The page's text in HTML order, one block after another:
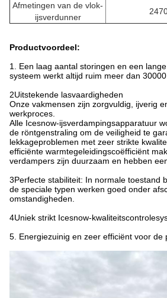
Afmetingen van de vlok-
ijsverdunner
Productvoordeel:
1. Een laag aantal storingen en een
systeem werkt altijd ruim meer dan 30000
2Uitstekende lasvaardigheden
Onze vakmensen zijn zorgvuldig, ijverig
werkproces.
Alle Icesnow-ijsverdampingsapparatuur
de röntgenstraling om de veiligheid te
lekkageproblemen met zeer strikte
efficiënte warmtegeleidingscoëfficiënt
verdampers zijn duurzaam en hebben
3Perfecte stabiliteit: In normale toestand
de speciale typen werken goed onder
omstandigheden.
4Uniek strikt Icesnow-
5. Energiezuinig en zeer efficiënt voor de